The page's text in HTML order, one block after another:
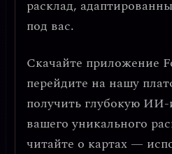
расклад,
под вас.
Скачайте приложение
перейдите на нашу
получить глубокую
вашего уникального
читайте о картах —